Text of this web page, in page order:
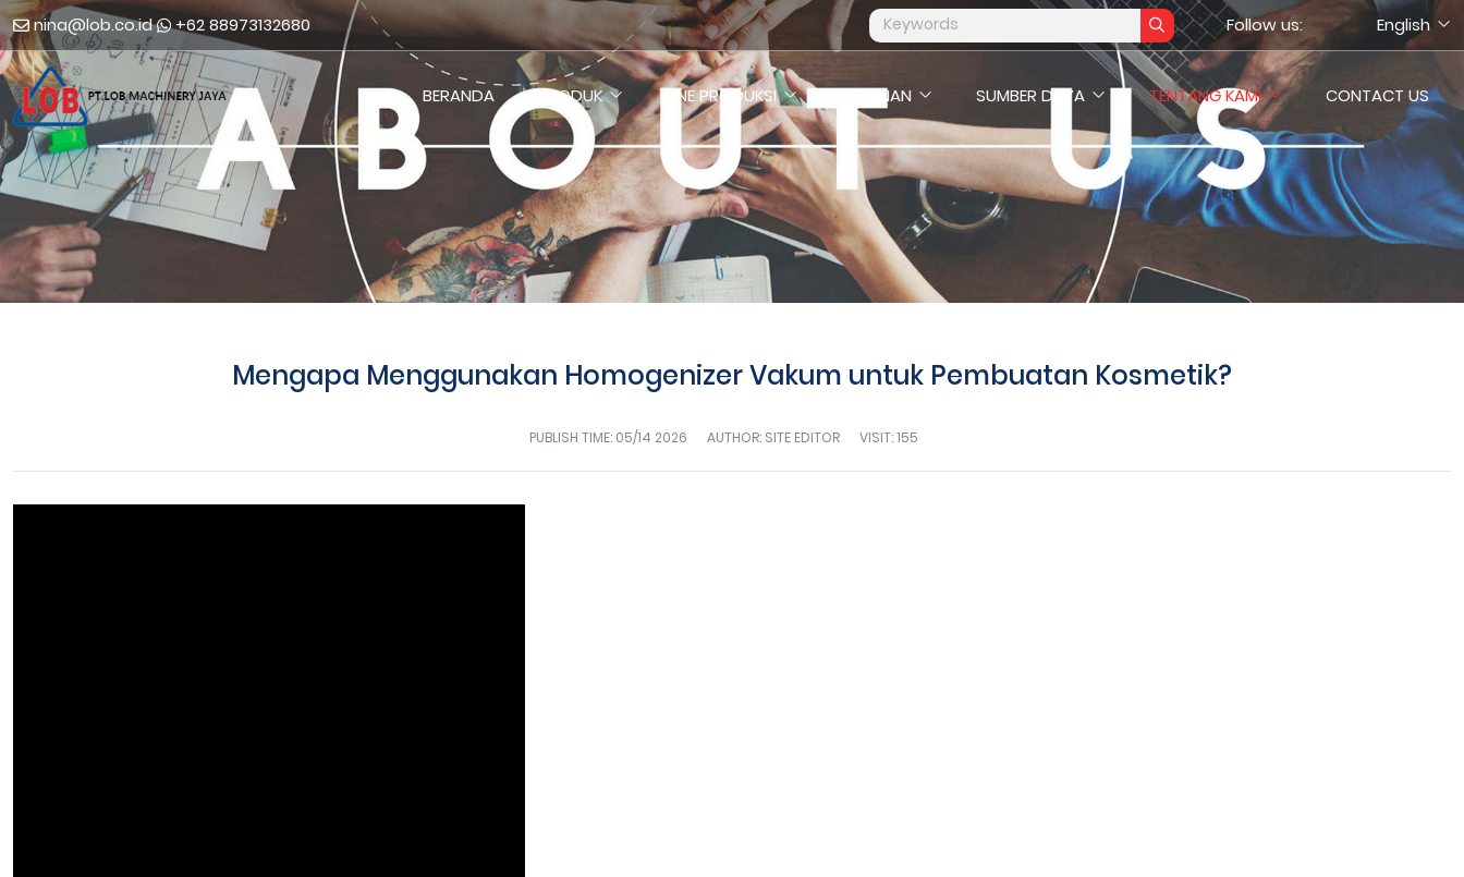
nina@lob.co.id +62 88973132680 Follow us: English
BERANDA PRODUK LINE PRODUKSI LAYANAN SUMBER DAYA TENTANG KAMI CONTACT US
BERITA
Mengapa Menggunakan Homogenizer Vakum untuk Pembuatan Kosmetik?
PUBLISH TIME: 05/14 2026 AUTHOR: SITE EDITOR VISIT: 155